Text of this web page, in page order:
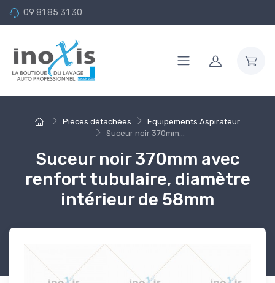
09 81 85 31 30
Pièces détachées
Equipements Aspirateur
Suceur noir 370mm...
Suceur noir 370mm avec
renfort tubulaire, diamètre
intérieur de 58mm